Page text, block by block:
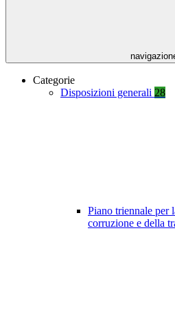
Categorie
Disposizioni generali 28
Piano triennale per
corruzione e della